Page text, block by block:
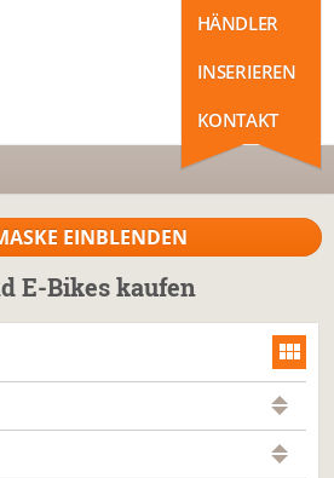
HÄNDLER
INSERIEREN
KONTAKT
EINBLENDEN
E-Bikes kaufen